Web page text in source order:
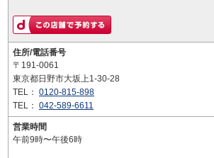
住所/電話番号
〒191-0061
東京都日野市大坂上1-30-28
TEL： 0120-815-898
TEL： 042-589-6611
営業時間
午前9時〜午後6時